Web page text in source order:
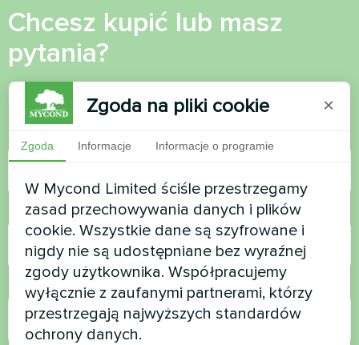
Chcesz kupić lub masz
pytania?
Skontaktuj się z nami, a pomożemy Ci
Nazwa
Numer telefonu
E-mail
Zgoda na pliki cookie ×
Zgoda Informacje Informacje o programie
W Mycond Limited ściśle przestrzegamy
zasad przechowywania danych i plików
cookie. Wszystkie dane są szyfrowane i
nigdy nie są udostępniane bez wyraźnej
zgody użytkownika. Współpracujemy
wyłącznie z zaufanymi partnerami, którzy
przestrzegają najwyższych standardów
ochrony danych.